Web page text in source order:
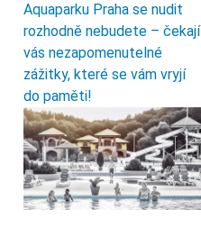
Aquaparku Praha se nudit
rozhodně nebudete – čekají
vás nezapomenutelné
zážitky, které se vám vryjí
do paměti!